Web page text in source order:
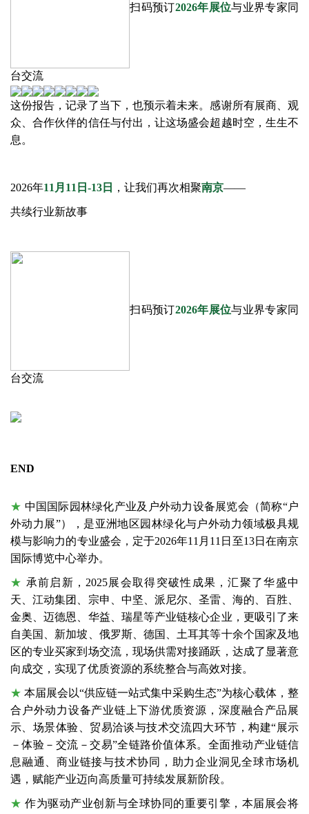
扫码预订2026年展位与业界专家同
台交流
这份报告，记录了当下，也预示着未来。感谢所有展商、观
众、合作伙伴的信任与付出 ，让这场盛会超越时空，生生不
息。
2026年11月11日-13日 ，让我们再次相聚南京——
共续行业新故事
扫码预订2026年展位与业界专家同
台交流
END
★ 中国国际园林绿化产业及户外动力设备展览会（简称“户
外动力展”），是亚洲地区园林绿化与户外动力领域极具规
模与影响力的专业盛会，定于2026年11月11日至13日在南京
国际博览中心举办。
★ 承前启新，2025展会取得突破性成果，汇聚了华盛中
天、江动集团、宗申、中坚、派尼尔、圣雷、海的、百胜、
金奥、迈德恩、华益、瑞星等产业链核心企业，更吸引了来
自美国、新加坡、俄罗斯、德国、土耳其等十余个国家及地
区的专业买家到场交流，现场供需对接踊跃，达成了显著意
向成交，实现了优质资源的系统整合与高效对接。
★ 本届展会以“供应链一站式集中采购生态”为核心载体，整
合户外动力设备产业链上下游优质资源，深度融合产品展
示、场景体验、贸易洽谈与技术交流四大环节，构建“展示
－体验－交流－交易”全链路价值体系。全面推动产业链信
息融通、商业链接与技术协同，助力企业洞见全球市场机
遇，赋能产业迈向高质量可持续发展新阶段。
★作为驱动产业创新与全球协同的重要引擎，本届展会将